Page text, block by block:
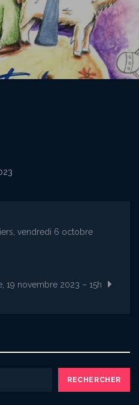
vendredi 6 octobre
19 novembre 2023 – 15h
RECHERCHER